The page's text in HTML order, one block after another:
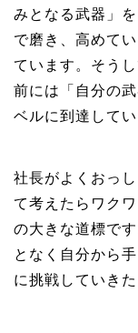
みとなる武器」
で磨き、高めて
ています。そう
前には「自分の
ベルに到達してい
社長がよくおっ
て考えたらワク
の大きな道標で
となく自分から
に挑戦していきた